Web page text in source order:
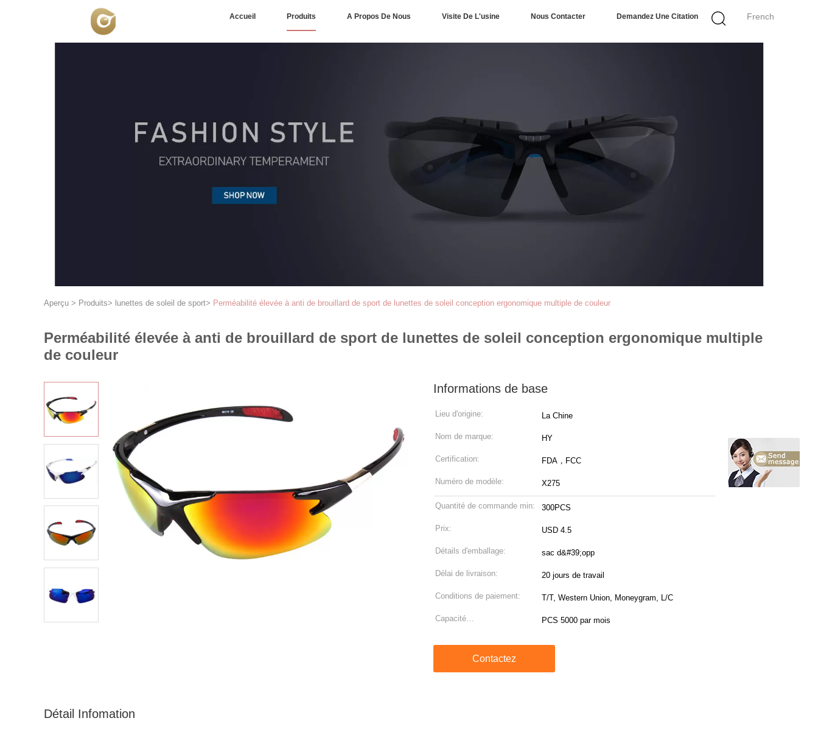
French
Accueil Produits A Propos De Nous Visite De L'usine Nous Contacter Demandez Une Citation
Aperçu > Produits> lunettes de soleil de sport> Perméabilité élevée à anti de brouillard de sport de lunettes de soleil conception ergonomique multiple de couleur
Perméabilité élevée à anti de brouillard de sport de lunettes de soleil conception ergonomique multiple
de couleur
Informations de base
Lieu d'origine: La Chine
Nom de marque: HY
Certification: FDA，FCC
Numéro de modèle: X275
Quantité de commande min: 300PCS
Prix: USD 4.5
Détails d'emballage: sac d&#39;opp
Délai de livraison: 20 jours de travail
Conditions de paiement: T/T, Western Union, Moneygram, L/C
Capacité
PCS 5000 par mois
Contactez
Détail Infomation